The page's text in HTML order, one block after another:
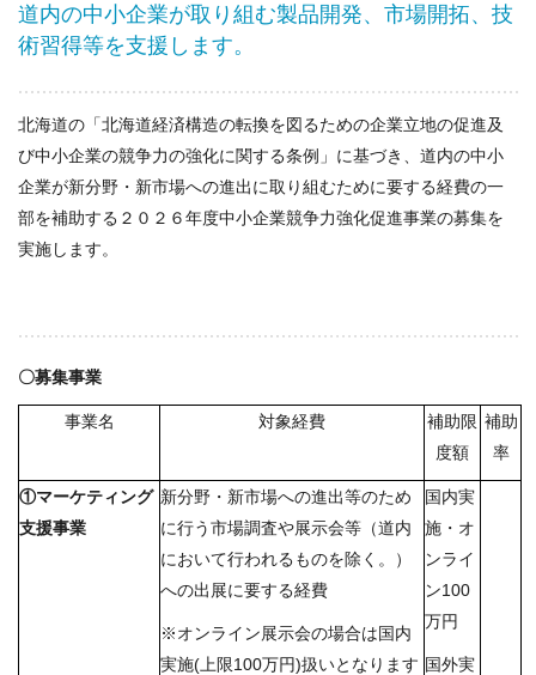
道内の中小企業が取り組む製品開発、市場開拓、技
術習得等を支援します。
北海道の「北海道経済構造の転換を図るための企業立地の促進及
び中小企業の競争力の強化に関する条例」に基づき、道内の中小
企業が新分野・新市場への進出に取り組むために要する経費の一
部を補助する２０２６年度中小企業競争力強化促進事業の募集を
実施します。
〇募集事業
事業名 対象経費
補助限
度額
補助
率
①マーケティング
支援事業
新分野・新市場への進出等のため
に行う市場調査や展示会等（道内
において行われるものを除く。）
への出展に要する経費
※オンライン展示会の場合は国内
実施(上限100万円)扱いとなります
国内実
施・オ
ンライ
ン100
万円
国外実